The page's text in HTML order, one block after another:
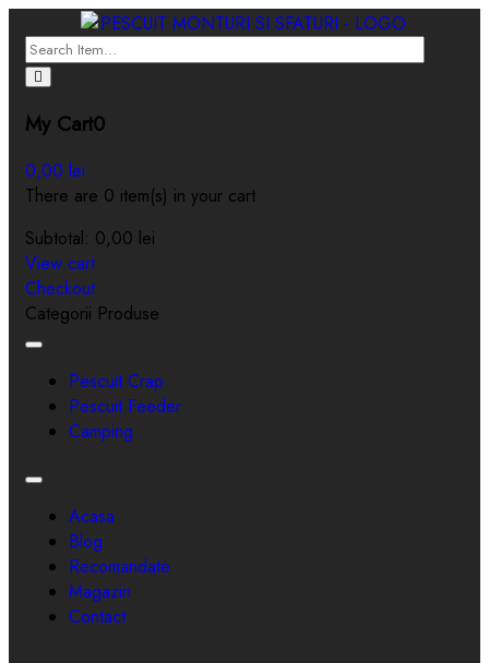
My Cart0
0,00 lei
There are 0 item(s) in your cart
Subtotal: 0,00 lei
View cart
Checkout
Categorii Produse
Toggle
navigationPescuit Crap
Pescuit Feeder
Camping
Toggle
navigation
Acasa
Blog
Recomandate
Magazin
Contact